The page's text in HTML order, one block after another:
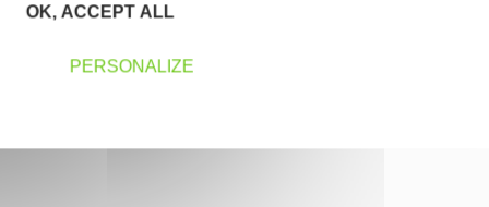
OK, ACCEPT ALL
PERSONALIZE